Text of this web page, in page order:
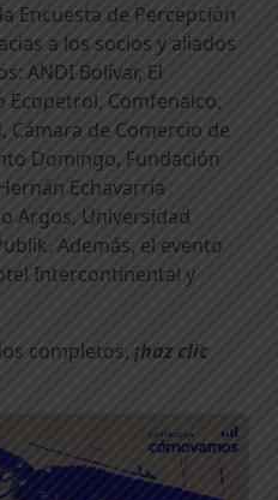
Encuesta de Percepción
a los socios y aliados
ANDI Bolívar, El
Ecopetrol, Comfenalco,
Cámara de Comercio de
Domingo, Fundación
Echavarría
Argos, Universidad
Además, el evento
Intercontinental y
completos, ¡haz clic